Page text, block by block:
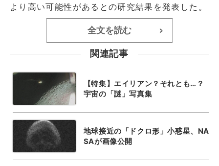
より高い可能性があるとの研究結果を発表した。
全文を読む >
関連記事
【特集】エイリアン？それとも…？
宇宙の「謎」写真集
地球接近の「ドクロ形」小惑星、NA
SAが画像公開